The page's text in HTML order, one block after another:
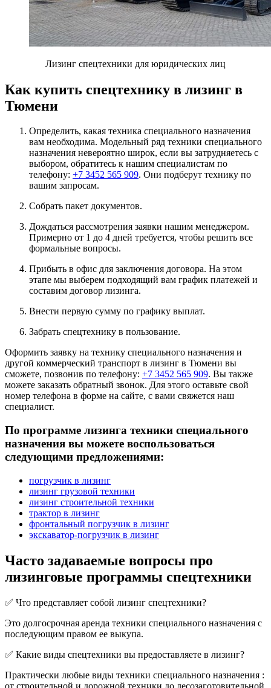
Лизинг спецтехники для юридических лиц
Как купить спецтехнику в лизинг в
Тюмени
Определить, какая техника специального назначения
вам необходима. Модельный ряд техники специального
назначения невероятно широк, если вы затрудняетесь с
выбором, обратитесь к нашим специалистам по
телефону: +7 3452 565 909. Они подберут технику по
вашим запросам.
Собрать пакет документов.
Дождаться рассмотрения заявки нашим менеджером.
Примерно от 1 до 4 дней требуется, чтобы решить все
формальные вопросы.
Прибыть в офис для заключения договора. На этом
этапе мы выберем подходящий вам график платежей и
составим договор лизинга.
Внести первую сумму по графику выплат.
Забрать спецтехнику в пользование.
Оформить заявку на технику специального назначения и
другой коммерческий транспорт в лизинг в Тюмени вы
сможете, позвонив по телефону: +7 3452 565 909. Вы также
можете заказать обратный звонок. Для этого оставьте свой
номер телефона в форме на сайте, с вами свяжется наш
специалист.
По программе лизинга техники специального
назначения вы можете воспользоваться
следующими предложениями:
погрузчик в лизинг
лизинг грузовой техники
лизинг строительной техники
трактор в лизинг
фронтальный погрузчик в лизинг
экскаватор-погрузчик в лизинг
Часто задаваемые вопросы про
лизинговые программы спецтехники
✅ Что представляет собой лизинг спецтехники?
Это долгосрочная аренда техники специального назначения с
последующим правом ее выкупа.
✅ Какие виды спецтехники вы предоставляете в лизинг?
Практически любые виды техники специального назначения :
от строительной и дорожной техники до лесозаготовительной